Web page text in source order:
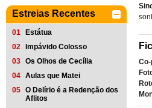
Estreias Recentes
01
Estátua
02
Impávido Colosso
03 Os Olhos de Cecília
04 Aulas que Matei
05 O Delírio é a Redenção dos
Aflitos